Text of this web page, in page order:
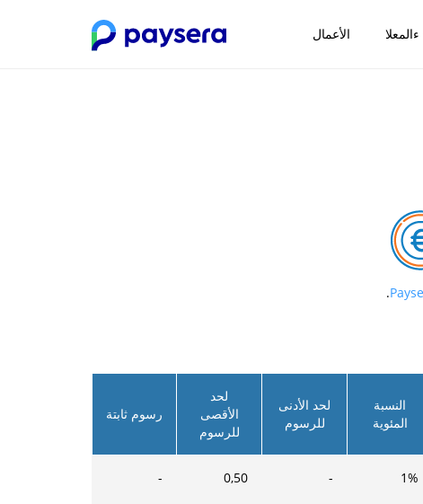
الأعمال ءالمعلا
.
النسبة
المئوية
لحد الأدنى
للرسوم
لحد
الأقصى
للرسوم
رسوم ثابتة
1%
-
0,50
-